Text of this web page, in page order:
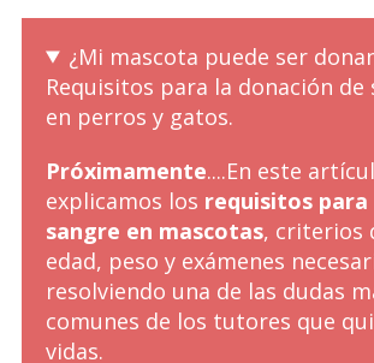
¿Mi mascota puede ser
Requisitos para la donación de
en perros y gatos.
Próximamente....En este
explicamos los requisitos
sangre en mascotas, criterios
edad, peso y exámenes
resolviendo una de las dudas
comunes de los tutores que
vidas.